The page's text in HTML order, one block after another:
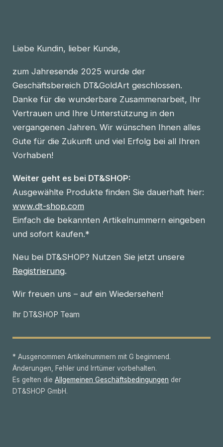
Liebe Kundin, lieber Kunde,
zum Jahresende 2025 wurde der
Geschäftsbereich DT&GoldArt geschlossen.
Danke für die wunderbare Zusammenarbeit, Ihr
Vertrauen und Ihre Unterstützung in den
vergangenen Jahren. Wir wünschen Ihnen alles
Gute für die Zukunft und viel Erfolg bei all Ihren
Vorhaben!
Weiter geht es bei DT&SHOP:
Ausgewählte Produkte finden Sie dauerhaft hier:
www.dt-shop.com
Einfach die bekannten Artikelnummern eingeben
und sofort kaufen.*
Neu bei DT&SHOP? Nutzen Sie jetzt unsere
Registrierung.
Wir freuen uns – auf ein Wiedersehen!
Ihr DT&SHOP Team
* Ausgenommen Artikelnummern mit G beginnend.
Änderungen, Fehler und Irrtümer vorbehalten.
Es gelten die Allgemeinen Geschäftsbedingungen der
DT&SHOP GmbH.